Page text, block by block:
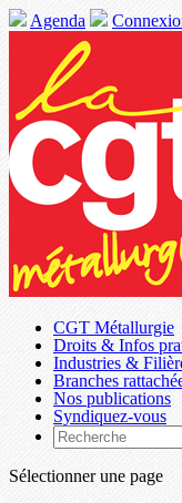
Agenda
CGT Métallurgie
Droits & Infos
Industries &
Branches
Nos publications
Syndiquez-vous
Sélectionner une page